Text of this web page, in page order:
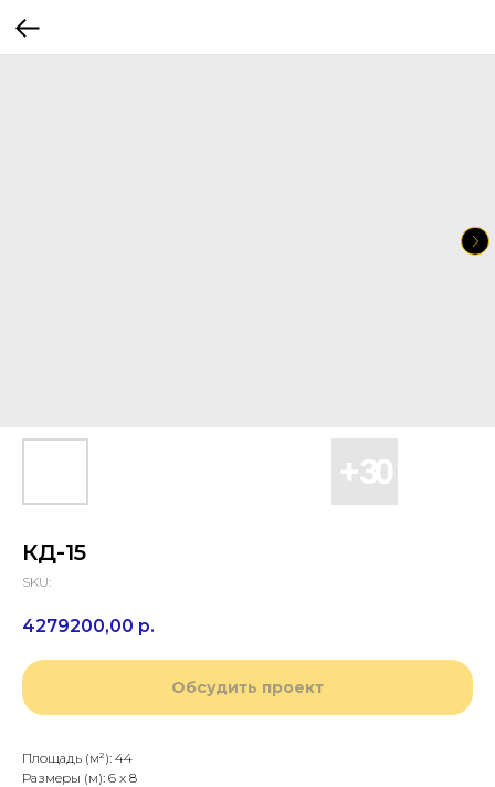
КД-15
SKU:
4279200,00 р.
Обсудить проект
Площадь (м²): 44
Размеры (м): 6 х 8